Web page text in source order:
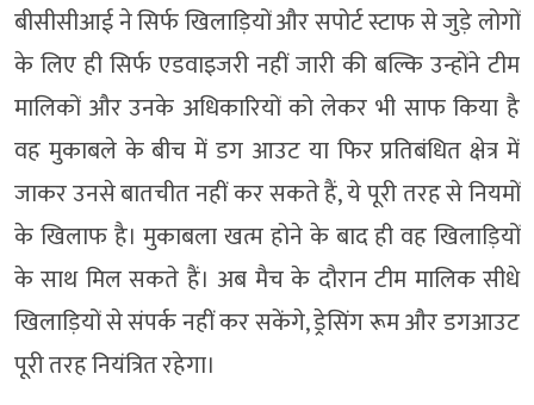
बीसीसीआई ने सिर्फ खिलाड़ियों और सपोर्ट स्टाफ से जुड़े लोगों
के लिए ही सिर्फ एडवाइजरी नहीं जारी की बल्कि उन्होंने टीम
मालिकों और उनके अधिकारियों को लेकर भी साफ किया है
वह मुकाबले के बीच में डग आउट या फिर प्रतिबंधित क्षेत्र में
जाकर उनसे बातचीत नहीं कर सकते हैं, ये पूरी तरह से नियमों
के खिलाफ है। मुकाबला खत्म होने के बाद ही वह खिलाड़ियों
के साथ मिल सकते हैं। अब मैच के दौरान टीम मालिक सीधे
खिलाड़ियों से संपर्क नहीं कर सकेंगे, ड्रेसिंग रूम और डगआउट
पूरी तरह नियंत्रित रहेगा।